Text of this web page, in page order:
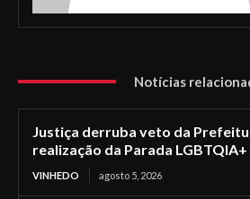
Notícias
Justiça derruba veto da
realização da Parada
VINHEDO agosto 5, 2026